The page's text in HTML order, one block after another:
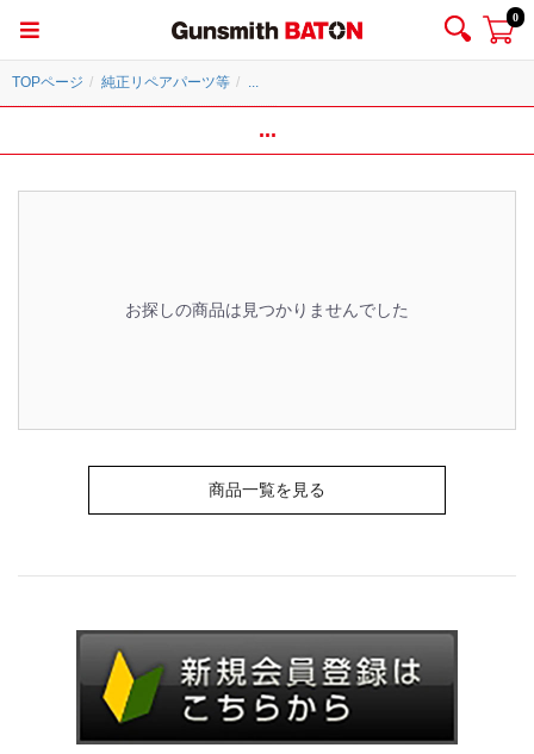
0
TOPページ 純正リペアパーツ等 ...
...
お探しの商品は見つかりませんでした
商品一覧を見る